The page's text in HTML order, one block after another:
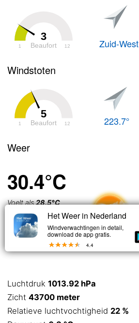
3
Beaufort
1 12 Zuid-West
Windstoten
5
Beaufort
1 12 223.7°
Weer
30.4°C
Voelt als28.5°C
Licht bewolkt
Luchtdruk 1013.92 hPa
Zicht 43700 meter
Relatieve luchtvochtigheid 22 %
Het Weer in Nederland
Windverwachtingen in detail,
download de app gratis.
4.4